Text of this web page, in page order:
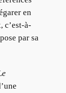
en
c’est-à-
par sa